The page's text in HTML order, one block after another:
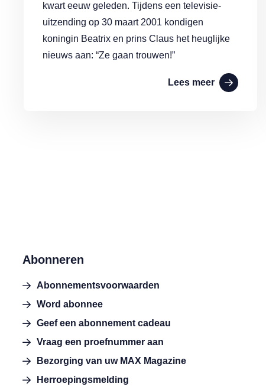
kwart eeuw geleden. Tijdens een televisie-
uitzending op 30 maart 2001 kondigen
koningin Beatrix en prins Claus het heuglijke
nieuws aan: “Ze gaan trouwen!”
Lees meer
Abonneren
Abonnementsvoorwaarden
Word abonnee
Geef een abonnement cadeau
Vraag een proefnummer aan
Bezorging van uw MAX Magazine
Herroepingsmelding